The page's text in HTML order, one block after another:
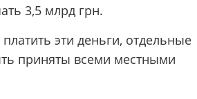
3,5 млрд грн.
эти деньги, отдельные
приняты всеми местными